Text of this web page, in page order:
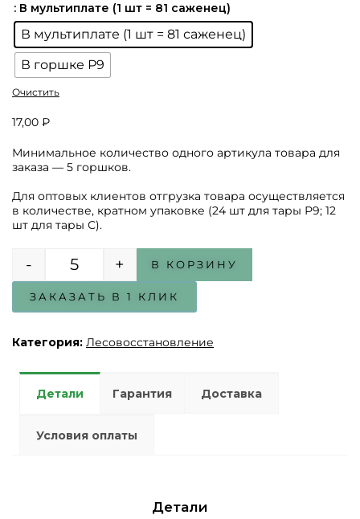
: В мультиплате (1 шт = 81 саженец)
В мультиплате (1 шт = 81 саженец)
В горшке Р9
Очистить
17,00 ₽
Количество товара Ель обыкновенная
- + В КОРЗИНУ
Категория: Лесовосстановление
Детали Гарантия Доставка
Условия оплаты
Детали